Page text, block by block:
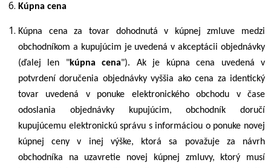
Kúpna cena
Kúpna cena za tovar dohodnutá v kúpnej zmluve medzi
obchodníkom a kupujúcim je uvedená v akceptácii objednávky
(ďalej len "kúpna cena"). Ak je kúpna cena uvedená v
potvrdení doručenia objednávky vyššia ako cena za identický
tovar uvedená v ponuke elektronického obchodu v čase
odoslania objednávky kupujúcim, obchodník doručí
kupujúcemu elektronickú správu s informáciou o ponuke novej
kúpnej ceny v inej výške, ktorá sa považuje za návrh
obchodníka na uzavretie novej kúpnej zmluvy, ktorý musí